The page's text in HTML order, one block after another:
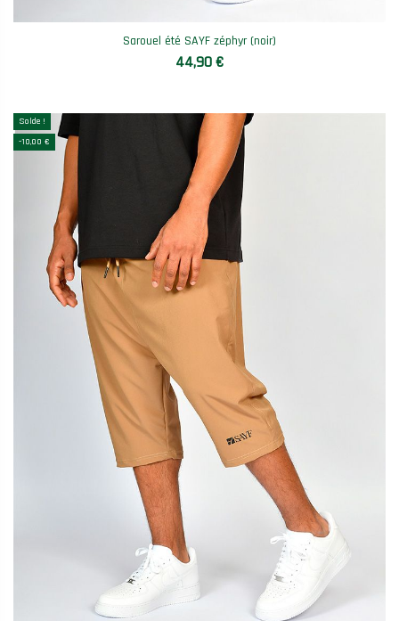
Sarouel été SAYF zéphyr (noir)
44,90 €
Solde !
-10,00 €